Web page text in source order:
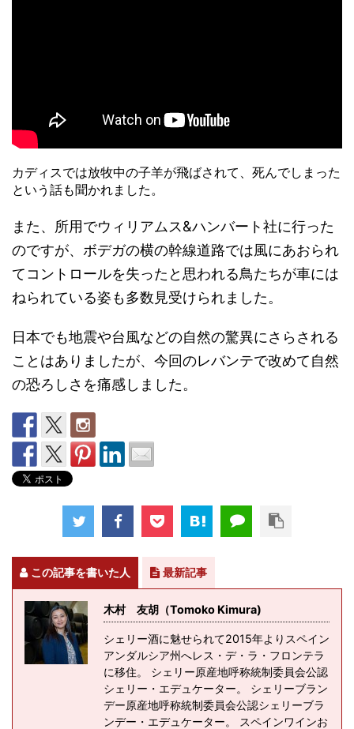
カディスでは放牧中の子羊が飛ばされて、死んでしまった
という話も聞かれました。
また、所用でウィリアムス&ハンバート社に行った
のですが、ボデガの横の幹線道路では風にあおられ
てコントロールを失ったと思われる鳥たちが車には
ねられている姿も多数見受けられました。
日本でも地震や台風などの自然の驚異にさらされる
ことはありましたが、今回のレバンテで改めて自然
の恐ろしさを痛感しました。
この記事を書いた人 最新記事
木村 友胡（Tomoko Kimura)
シェリー酒に魅せられて2015年よりスペイン
アンダルシア州へレス・デ・ラ・フロンテラ
に移住。 シェリー原産地呼称統制委員会公認
シェリー・エデュケーター。 シェリーブラン
デー原産地呼称統制委員会公認シェリーブラ
ンデー・エデュケーター。 スペインワインお